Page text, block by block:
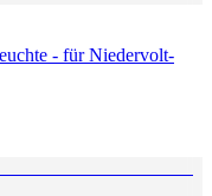
- für Niedervolt-